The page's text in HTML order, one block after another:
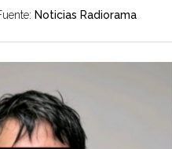
Noticias Radiorama